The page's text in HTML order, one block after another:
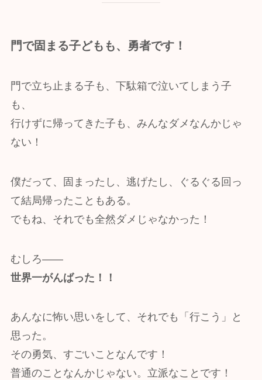
門で固まる子どもも、勇者です！
門で立ち止まる子も、下駄箱で泣いてしまう子
も、
行けずに帰ってきた子も、みんなダメなんかじゃ
ない！
僕だって、固まったし、逃げたし、ぐるぐる回っ
て結局帰ったこともある。
でもね、それでも全然ダメじゃなかった！
むしろ――
世界一がんばった！！
あんなに怖い思いをして、それでも「行こう」と
思った。
その勇気、すごいことなんです！
普通のことなんかじゃない。立派なことです！